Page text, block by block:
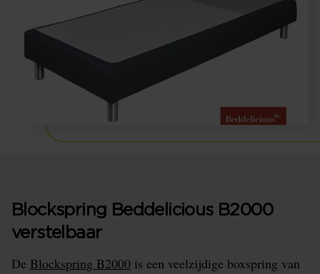
Blockspring Beddelicious B2000
verstelbaar
De Blockspring B2000 is een veelzijdige boxspring van